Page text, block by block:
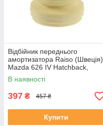
Відбійник переднього
амортизатора Raiso (Швеція)
Mazda 626 IV Hatchback,
Мазда 626 4 18 - #RK48380
UACEYRF4
В наявності
397 ₴ 457 ₴
Купити